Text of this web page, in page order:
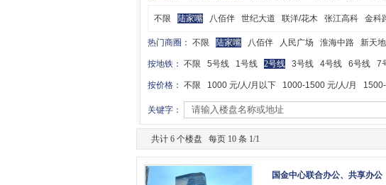
不限 陆家嘴 八佰伴 世纪大道 联洋/花木 张江高科 金科
热门商圈： 不限 陆家嘴 八佰伴 人民广场 淮海中路 新天地
按地铁： 不限 5号线 1号线 2号线 3号线 4号线 6号线 7
按价格： 不限 1000 元/人/月以下 1000-1500 元/人/月
关键字：
共计 6 个楼盘 每页 10 条 1/1
国金中心联合办公、共享办